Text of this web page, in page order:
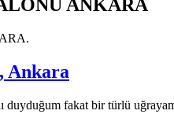
ANKARA
Ankara
fakat bir türlü